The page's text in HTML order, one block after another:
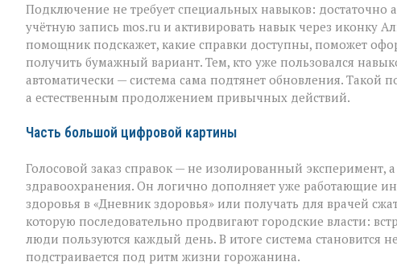
Подключение не требует специальных навыков:
учётную запись mos.ru и активировать навык через иконку
помощник подскажет, какие справки доступны, поможет
получить бумажный вариант. Тем, кто уже пользовался
автоматически — система сама подтянет обновления.
а естественным продолжением привычных действий.
Часть большой цифровой картины
Голосовой заказ справок — не изолированный эксперимент,
здравоохранения. Он логично дополняет уже работающие
здоровья в «Дневник здоровья» или получать для врачей
которую последовательно продвигают городские власти:
люди пользуются каждый день. В итоге система
подстраивается под ритм жизни горожанина.